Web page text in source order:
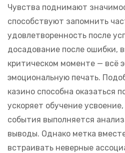
Чувства поднимают
способствуют запомнить
удовлетворенность после
досадование после ошибки,
критическом моменте — всё
эмоциональную печать.
казино способна оказаться
ускоряет обучение
события выполняется
выводы. Однако метка
встраивать неверные